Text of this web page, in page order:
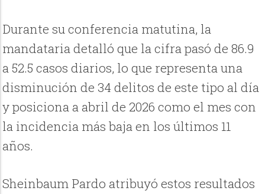
Durante su conferencia matutina, la
mandataria detalló que la cifra pasó de 86.9
a 52.5 casos diarios, lo que representa una
disminución de 34 delitos de este tipo al día
y posiciona a abril de 2026 como el mes con
la incidencia más baja en los últimos 11
años.
Sheinbaum Pardo atribuyó estos resultados